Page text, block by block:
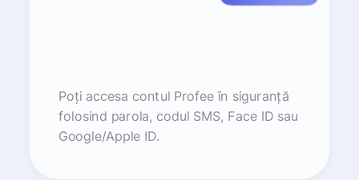
Poți accesa contul Profee în siguranță
folosind parola, codul SMS, Face ID sau
Google/Apple ID.